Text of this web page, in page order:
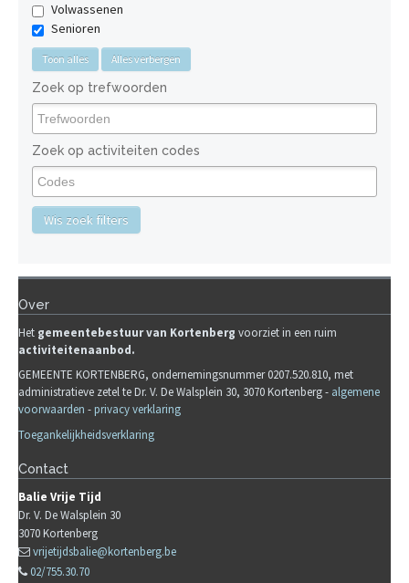
Volwassenen
Senioren
Toon alles Alles verbergen
Zoek op trefwoorden
Zoek op activiteiten codes
Wis zoek filters
Over
Het gemeentebestuur van Kortenberg voorziet in een ruim
activiteitenaanbod.
GEMEENTE KORTENBERG, ondernemingsnummer 0207.520.810, met
administratieve zetel te Dr. V. De Walsplein 30, 3070 Kortenberg - algemene
voorwaarden -privacy verklaring
Toegankelijkheidsverklaring
Contact
Balie Vrije Tijd
Dr. V. De Walsplein 30
3070Kortenberg
vrijetijdsbalie@kortenberg.be
02/755.30.70